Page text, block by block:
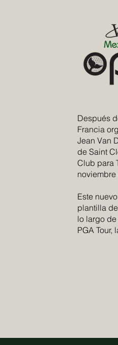
Después
Francia
Jean Van
de Saint
Club para
noviembre
Este
plantilla
lo largo de
PGA Tour,